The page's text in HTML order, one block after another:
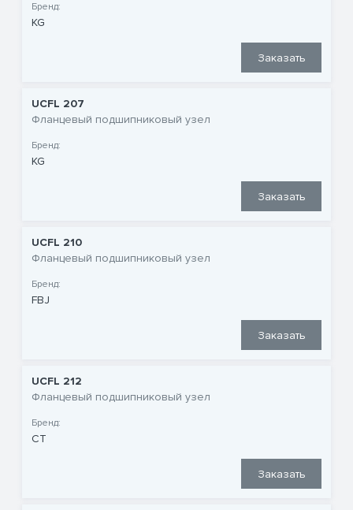
Бренд:
KG
Заказать
UCFL 207
Фланцевый подшипниковый узел
Бренд:
KG
Заказать
UCFL 210
Фланцевый подшипниковый узел
Бренд:
FBJ
Заказать
UCFL 212
Фланцевый подшипниковый узел
Бренд:
CT
Заказать